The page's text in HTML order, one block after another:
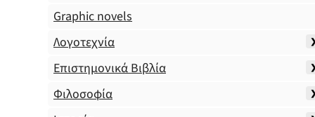
Graphic novels
Λογοτεχνία
Επιστημονικά Βιβλία
Φιλοσοφία